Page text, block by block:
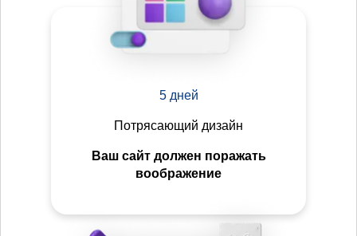
5 дней
Потрясающий дизайн
Ваш сайт должен поражать
воображение